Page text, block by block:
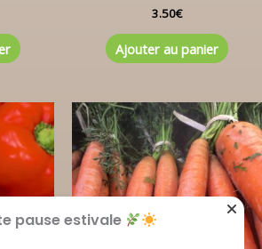
3.50€
Ajouter au panier
pause estivale